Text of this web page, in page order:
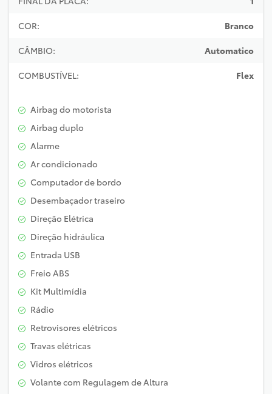
COR: Branco
CÂMBIO: Automatico
COMBUSTÍVEL: Flex
Airbag do motorista
Airbag duplo
Alarme
Ar condicionado
Computador de bordo
Desembaçador traseiro
Direção Elétrica
Direção hidráulica
Entrada USB
Freio ABS
Kit Multimídia
Rádio
Retrovisores elétricos
Travas elétricas
Vidros elétricos
Volante com Regulagem de Altura